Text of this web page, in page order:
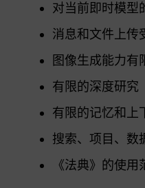
对当前即时模型
消息和文件上传
图像生成能力有
有限的深度研究
有限的记忆和上
搜索、项目、数
《法典》的使用